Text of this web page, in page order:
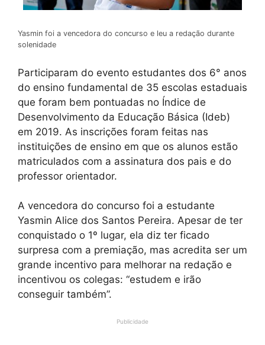
Yasmin foi a vencedora do concurso e leu a redação durante
solenidade
Participaram do evento estudantes dos 6° anos
do ensino fundamental de 35 escolas estaduais
que foram bem pontuadas no Índice de
Desenvolvimento da Educação Básica (Ideb)
em 2019. As inscrições foram feitas nas
instituições de ensino em que os alunos estão
matriculados com a assinatura dos pais e do
professor orientador.
A vencedora do concurso foi a estudante
Yasmin Alice dos Santos Pereira. Apesar de ter
conquistado o 1º lugar, ela diz ter ficado
surpresa com a premiação, mas acredita ser um
grande incentivo para melhorar na redação e
incentivou os colegas: “estudem e irão
conseguir também”.
Publicidade